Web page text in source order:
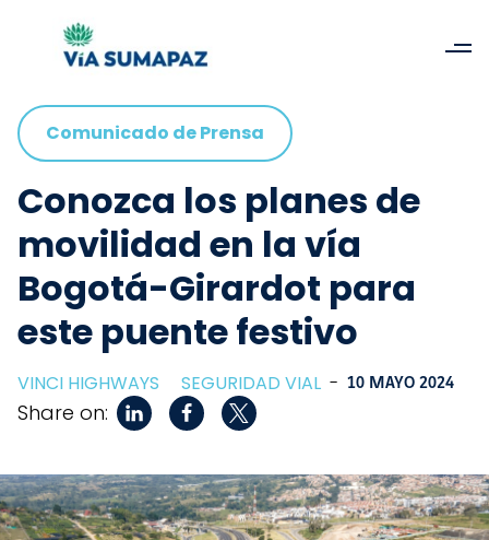
Comunicado de Prensa
Conozca los planes de
movilidad en la vía
Bogotá-Girardot para
este puente festivo
VINCI HIGHWAYS SEGURIDAD VIAL - 10 MAYO 2024
Share on: